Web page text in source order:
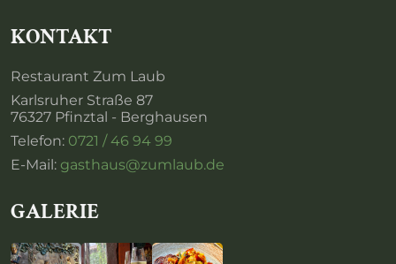
KONTAKT
Restaurant Zum Laub
Karlsruher Straße 87
76327 Pfinztal - Berghausen
Telefon: 0721 / 46 94 99
E-Mail: gasthaus@zumlaub.de
GALERIE